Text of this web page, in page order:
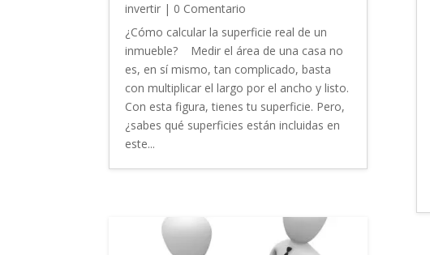
invertir | 0 Comentario
¿Cómo calcular la superficie real de un
inmueble? Medir el área de una casa no
es, en sí mismo, tan complicado, basta
con multiplicar el largo por el ancho y listo.
Con esta figura, tienes tu superficie. Pero,
¿sabes qué superficies están incluidas en
este...